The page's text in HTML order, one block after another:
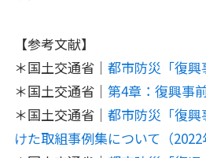
【参考文献】
＊国土交通省｜ 都市防災「復興
＊国土交通省｜ 第4章：復興事
＊国土交通省｜ 都市防災「復
けた取組事例集について（2022